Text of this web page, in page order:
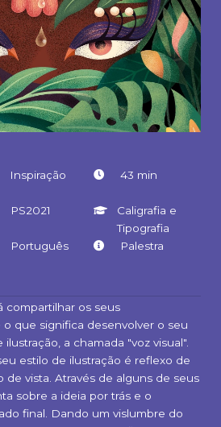
Inspiração 43 min
PS2021
Caligrafia e
Tipografia
Português Palestra
compartilhar os seus
que significa desenvolver o seu
a chamada "voz visual".
estilo de ilustração é reflexo de
de vista. Através de alguns de seus
sobre a ideia por trás e o
final. Dando um vislumbre do